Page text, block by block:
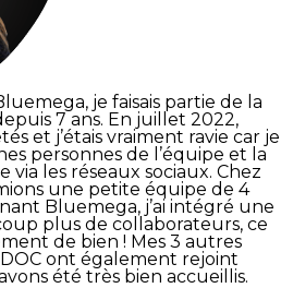
je faisais partie de la
7 ans. En juillet 2022,
et j’étais vraiment ravie car je
personnes de l’équipe et la
les réseaux sociaux. Chez
une petite équipe de 4
Bluemega, j’ai intégré une
plus de collaborateurs, ce
de bien ! Mes 3 autres
ont également rejoint
été très bien accueillis.